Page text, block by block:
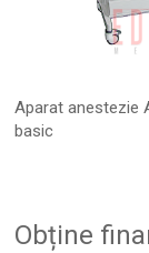
Aparat anestezie
basic
Obține